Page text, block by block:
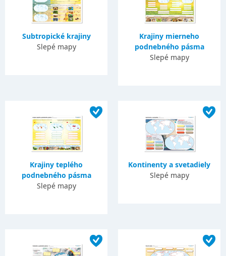
Subtropické krajiny
Slepé mapy
Krajiny mierneho
podnebného pásma
Slepé mapy
Krajiny teplého
podnebného pásma
Slepé mapy
Kontinenty a svetadiely
Slepé mapy